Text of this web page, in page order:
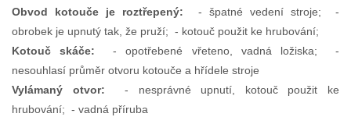
Obvod kotouče je roztřepený: - špatné vedení stroje; -
obrobek je upnutý tak, že pruží; - kotouč použit ke hrubování;
Kotouč skáče: - opotřebené vřeteno, vadná ložiska; -
nesouhlasí průměr otvoru kotouče a hřídele stroje
Vylámaný otvor: - nesprávné upnutí, kotouč použit ke
hrubování; - vadná příruba